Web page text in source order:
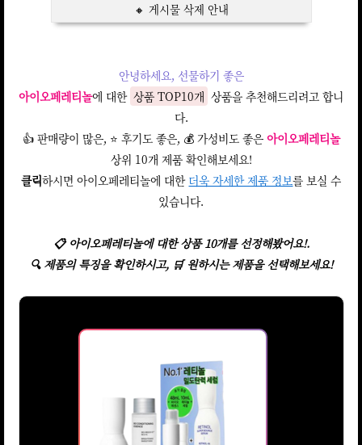
🔸 게시물 삭제 안내
안녕하세요, 선물하기 좋은
아이오페레티놀에 대한 상품 TOP10개 상품을 추천해드리려고 합니
다.
👍 판매량이 많은, ⭐ 후기도 좋은, 💰 가성비도 좋은 아이오페레티놀
상위 10개 제품 확인해보세요!
클릭하시면 아이오페레티놀에 대한 더욱 자세한 제품 정보를 보실 수
있습니다.
📋 아이오페레티놀에 대한 상품 10개를 선정해봤어요!.
🔍 제품의 특징을 확인하시고, 🛒 원하시는 제품을 선택해보세요!